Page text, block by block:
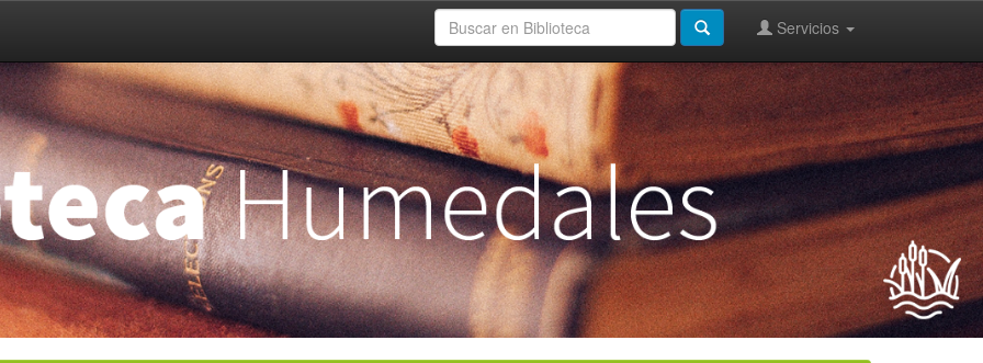
Servicios